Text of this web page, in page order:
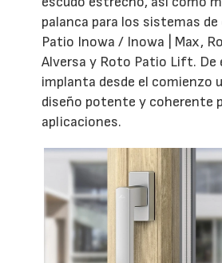
palanca para los sistemas
Patio Inowa / Inowa | Max,
Alversa y Roto Patio Lift. De
implanta desde el comienzo
diseño potente y coherente
aplicaciones.